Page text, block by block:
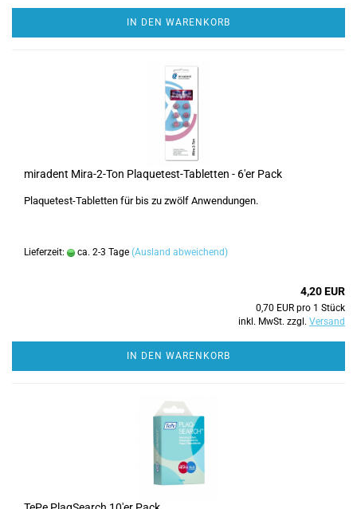
IN DEN WARENKORB
miradent Mira-2-Ton Plaquetest-Tabletten - 6'er Pack
Plaquetest-Tabletten für bis zu zwölf Anwendungen.
Lieferzeit: ca. 2-3 Tage (Ausland abweichend)
4,20 EUR
0,70 EUR pro 1 Stück
inkl. MwSt. zzgl. Versand
IN DEN WARENKORB